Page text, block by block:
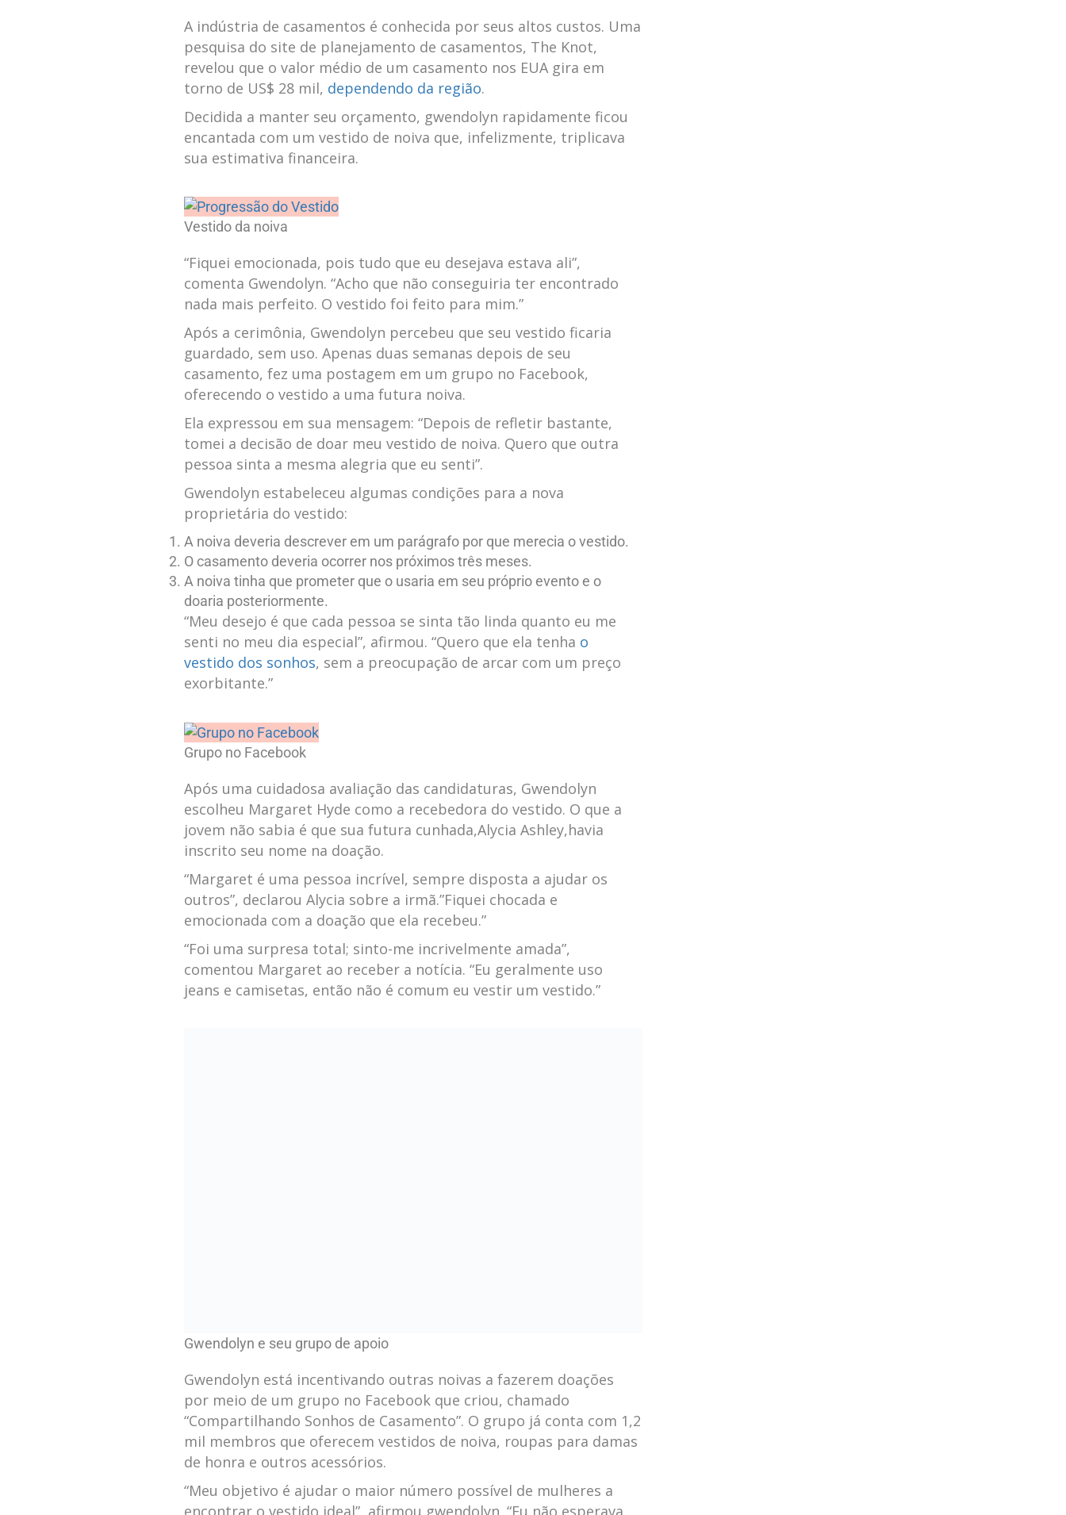
A indústria de casamentos é conhecida por seus altos custos. Uma
pesquisa do site de planejamento⁢ de casamentos, The Knot,⁣
revelou que o valor médio de um casamento nos EUA ​gira em‍
torno de US$‍ 28 mil, dependendo da região.
Decidida a ‌manter seu orçamento,​ gwendolyn rapidamente‌ ficou
encantada com um vestido ‍de noiva que, infelizmente, triplicava
sua estimativa financeira.
Vestido da noiva
“Fiquei ⁤emocionada, ‌pois tudo‍ que eu desejava ⁤estava ali”,
comenta Gwendolyn. “Acho que ‌não conseguiria ter ​encontrado
nada⁣ mais perfeito. ⁤O ⁤vestido foi feito ​para‍ mim.”
Após a cerimônia, Gwendolyn‌ percebeu que seu vestido ficaria
guardado, sem⁤ uso. Apenas duas semanas depois de seu
casamento, fez uma postagem em um grupo no Facebook,
oferecendo o vestido a uma futura noiva.
Ela⁤ expressou em sua mensagem: “Depois de refletir bastante,
tomei a ​decisão ⁤de doar meu vestido de noiva.‌ Quero que outra
pessoa sinta a mesma alegria​ que eu senti”.
Gwendolyn estabeleceu algumas condições para a nova
proprietária do⁤ vestido:
A noiva‍ deveria descrever ‍em um parágrafo por que merecia o vestido.
O ‌casamento deveria ocorrer nos próximos três ⁤meses.
A noiva tinha que prometer que o usaria em seu próprio evento e o
doaria posteriormente.
“Meu desejo é que cada pessoa se sinta ​tão linda quanto eu‌ me
senti ‍no​ meu dia‍ especial”, afirmou. “Quero⁣ que ela tenha o
vestido dos sonhos, sem a preocupação de arcar com um preço
⁢exorbitante.”
Grupo no Facebook
Após⁣ uma cuidadosa avaliação das candidaturas,‍ Gwendolyn⁣
escolheu Margaret Hyde⁤ como⁤ a recebedora do vestido. O que a
jovem não ⁢sabia é que sua futura cunhada,Alycia Ashley,havia
inscrito seu nome‌ na doação.
“Margaret⁤ é uma pessoa⁣ incrível, sempre disposta a ajudar ‍os
outros”, declarou Alycia sobre a irmã.”Fiquei chocada e
⁣emocionada com a ⁣doação que ela recebeu.”
“Foi uma surpresa total; ⁤sinto-me incrivelmente amada”,
comentou Margaret ao receber a notícia. “Eu geralmente uso
jeans e⁣ camisetas, ⁤então não é comum ⁣eu vestir um vestido.”
Veja também
Banido do WhatsApp? Veja como
recuperar a conta se você perdeu o
acesso ao número
abrir o aplicativo, muitos receberam mensagens como “Esta conta não pode
usar o WhatsApp” ou “Conta em análise”, sem qualquer aviso prévio. Mas tenha